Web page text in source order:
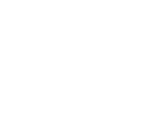
have to be
time, to use
This is a
the company’s
there. The